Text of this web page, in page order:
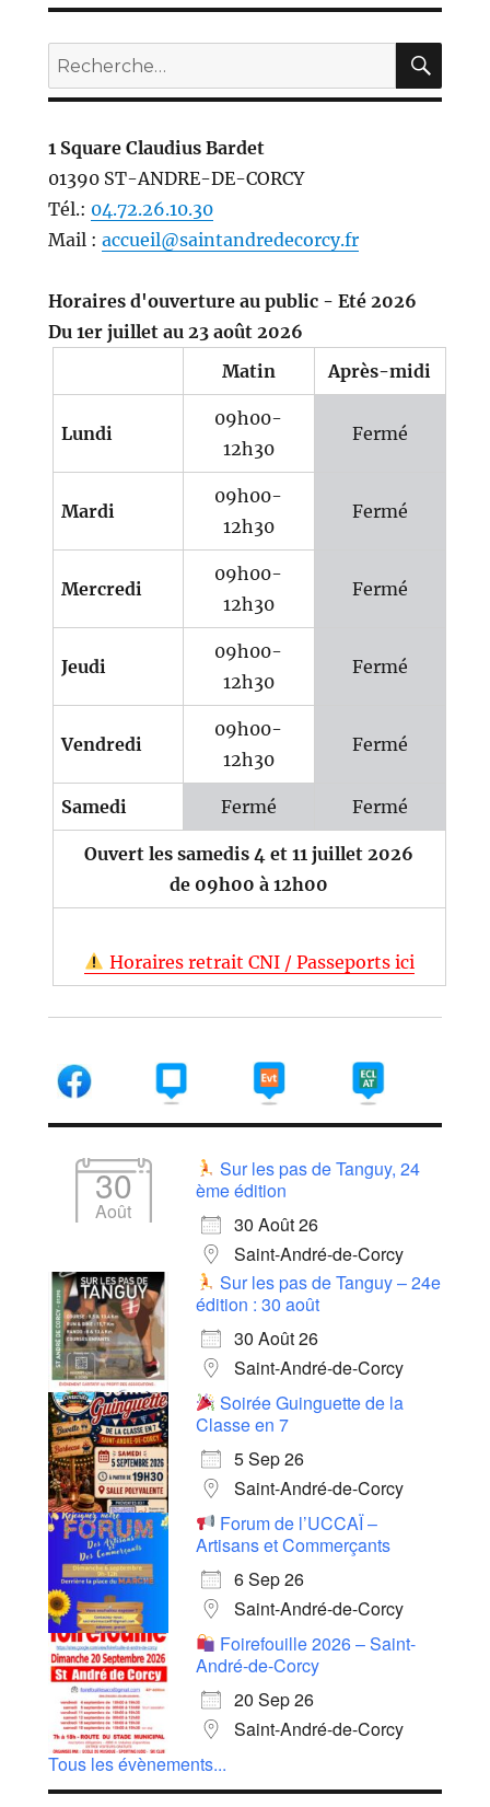
Recherche
pour :
1 Square Claudius Bardet
01390 ST-ANDRE-DE-CORCY
Tél.: 04.72.26.10.30
Mail : accueil@saintandredecorcy.fr
Horaires d'ouverture au public - Eté 2026
Du 1er juillet au 23 août 2026
Matin
Après-midi
Lundi
09h00-
12h30
Fermé
Mardi
09h00-
12h30
Fermé
Mercredi
09h00-
12h30
Fermé
Jeudi
09h00-
12h30
Fermé
Vendredi
09h00-
12h30
Fermé
Samedi Fermé Fermé
Ouvert les samedis 4 et 11 juillet 2026
de 09h00 à 12h00
Horaires retrait CNI / Passeports ici
30
Août
Sur les pas de Tanguy, 24
ème édition
30 Août 26
Saint-André-de-Corcy
Sur les pas de Tanguy – 24e
édition : 30 août
30 Août 26
Saint-André-de-Corcy
Soirée Guinguette de la
Classe en 7
5 Sep 26
Saint-André-de-Corcy
Forum de l’UCCAÏ –
Artisans et Commerçants
6 Sep 26
Saint-André-de-Corcy
Foirefouille 2026 – Saint-
André-de-Corcy
20 Sep 26
Saint-André-de-Corcy
Tous les évènements...